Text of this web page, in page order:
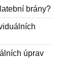
brány?
úprav